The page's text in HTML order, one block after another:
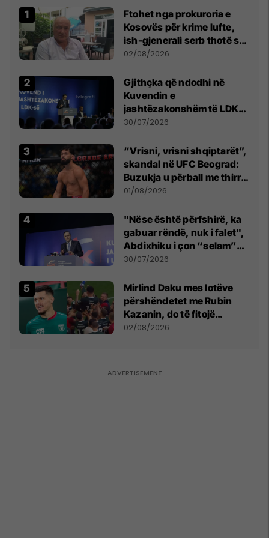
Ftohet nga prokuroria e
Kosovës për krime lufte,
ish-gjenerali serb thotë se
dikush e tradhtoi në
02/08/2026
Gjithçka që ndodhi në
Kuvendin e
jashtëzakonshëm të LDK-
së
30/07/2026
“Vrisni, vrisni shqiptarët”,
skandal në UFC Beograd:
Buzukja u përball me thirrje
anti-shqiptare nga
01/08/2026
"Nëse është përfshirë, ka
gabuar rëndë, nuk i falet",
Abdixhiku i çon “selam”
Përparim Ramës
30/07/2026
Mirlind Daku mes lotëve
përshëndetet me Rubin
Kazanin, do të fitojë
miliona te Spartak Moska
02/08/2026